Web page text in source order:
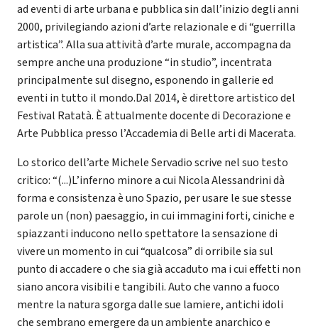
ad eventi di arte urbana e pubblica sin dall’inizio degli anni
2000, privilegiando azioni d’arte relazionale e di “guerrilla
artistica”. Alla sua attività d’arte murale, accompagna da
sempre anche una produzione “in studio”, incentrata
principalmente sul disegno, esponendo in gallerie ed
eventi in tutto il mondo.Dal 2014, è direttore artistico del
Festival Ratatà. È attualmente docente di Decorazione e
Arte Pubblica presso l’Accademia di Belle arti di Macerata.
Lo storico dell’arte Michele Servadio scrive nel suo testo
critico: “(...)L’inferno minore a cui Nicola Alessandrini dà
forma e consistenza è uno Spazio, per usare le sue stesse
parole un (non) paesaggio, in cui immagini forti, ciniche e
spiazzanti inducono nello spettatore la sensazione di
vivere un momento in cui “qualcosa” di orribile sia sul
punto di accadere o che sia già accaduto ma i cui effetti non
siano ancora visibili e tangibili. Auto che vanno a fuoco
mentre la natura sgorga dalle sue lamiere, antichi idoli
che sembrano emergere da un ambiente anarchico e